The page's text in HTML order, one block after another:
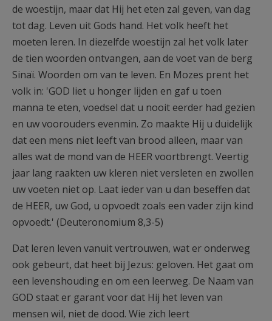
de woestijn, maar dat Hij het eten zal geven, van dag
tot dag. Leven uit Gods hand. Het volk heeft het
moeten leren. In diezelfde woestijn zal het volk later
de tien woorden ontvangen, aan de voet van de berg
Sinaï. Woorden om van te leven. En Mozes prent het
volk in: 'GOD liet u honger lijden en gaf u toen
manna te eten, voedsel dat u nooit eerder had gezien
en uw voorouders evenmin. Zo maakte Hij u duidelijk
dat een mens niet leeft van brood alleen, maar van
alles wat de mond van de HEER voortbrengt. Veertig
jaar lang raakten uw kleren niet versleten en zwollen
uw voeten niet op. Laat ieder van u dan beseffen dat
de HEER, uw God, u opvoedt zoals een vader zijn kind
opvoedt.' (Deuteronomium 8,3-5)
Dat leren leven vanuit vertrouwen, wat er onderweg
ook gebeurt, dat heet bij Jezus: geloven. Het gaat om
een levenshouding en om een leerweg. De Naam van
GOD staat er garant voor dat Hij het leven van
mensen wil, niet de dood. Wie zich leert